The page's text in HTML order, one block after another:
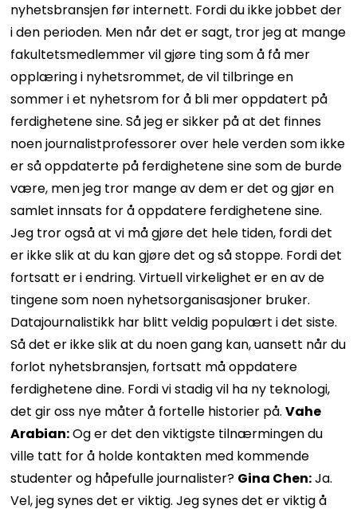
nyhetsbransjen før internett. Fordi du ikke jobbet der
i den perioden. Men når det er sagt, tror jeg at mange
fakultetsmedlemmer vil gjøre ting som å få mer
opplæring i nyhetsrommet, de vil tilbringe en
sommer i et nyhetsrom for å bli mer oppdatert på
ferdighetene sine. Så jeg er sikker på at det finnes
noen journalistprofessorer over hele verden som ikke
er så oppdaterte på ferdighetene sine som de burde
være, men jeg tror mange av dem er det og gjør en
samlet innsats for å oppdatere ferdighetene sine.
Jeg tror også at vi må gjøre det hele tiden, fordi det
er ikke slik at du kan gjøre det og så stoppe. Fordi det
fortsatt er i endring. Virtuell virkelighet er en av de
tingene som noen nyhetsorganisasjoner bruker.
Datajournalistikk har blitt veldig populært i det siste.
Så det er ikke slik at du noen gang kan, uansett når du
forlot nyhetsbransjen, fortsatt må oppdatere
ferdighetene dine. Fordi vi stadig vil ha ny teknologi,
det gir oss nye måter å fortelle historier på.Vahe
Arabian:Og er det den viktigste tilnærmingen du
ville tatt for å holde kontakten med kommende
studenter og håpefulle journalister? Gina Chen:Ja.
Vel, jeg synes det er viktig. Jeg synes det er viktig å